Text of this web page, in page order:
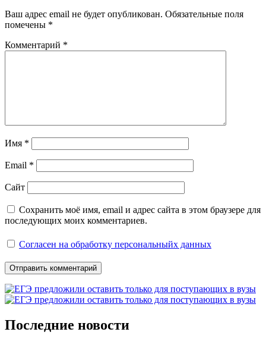
Ваш адрес email не будет опубликован. Обязательные поля
помечены *
Комментарий *
Имя *
Email *
Сайт
Сохранить моё имя, email и адрес сайта в этом браузере для
последующих моих комментариев.
Согласен на обработку персональныйх данных
Последние новости